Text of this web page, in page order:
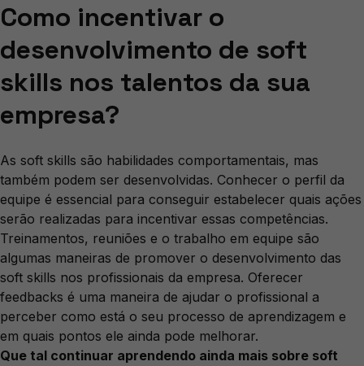
Como incentivar o
desenvolvimento de soft
skills nos talentos da sua
empresa?
As soft skills são habilidades comportamentais, mas
também podem ser desenvolvidas. Conhecer o perfil da
equipe é essencial para conseguir estabelecer quais ações
serão realizadas para incentivar essas competências.
Treinamentos, reuniões e o trabalho em equipe são
algumas maneiras de promover o desenvolvimento das
soft skills nos profissionais da empresa. Oferecer
feedbacks é uma maneira de ajudar o profissional a
perceber como está o seu processo de aprendizagem e
em quais pontos ele ainda pode melhorar.
Que tal continuar aprendendo ainda mais sobre soft